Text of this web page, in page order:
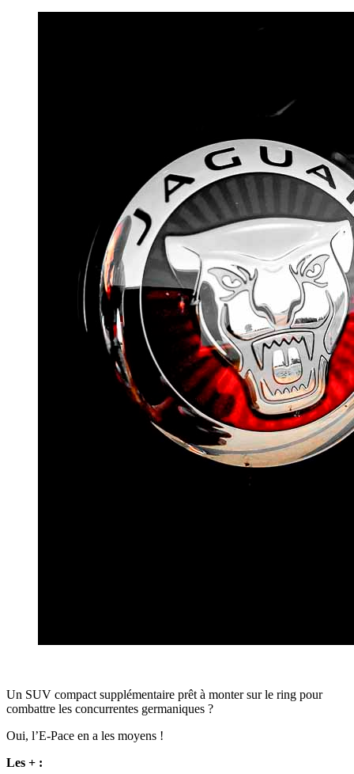
Un SUV compact supplémentaire prêt à monter sur le ring pour
combattre les concurrentes germaniques ?
Oui, l’E-Pace en a les moyens !
Les + :